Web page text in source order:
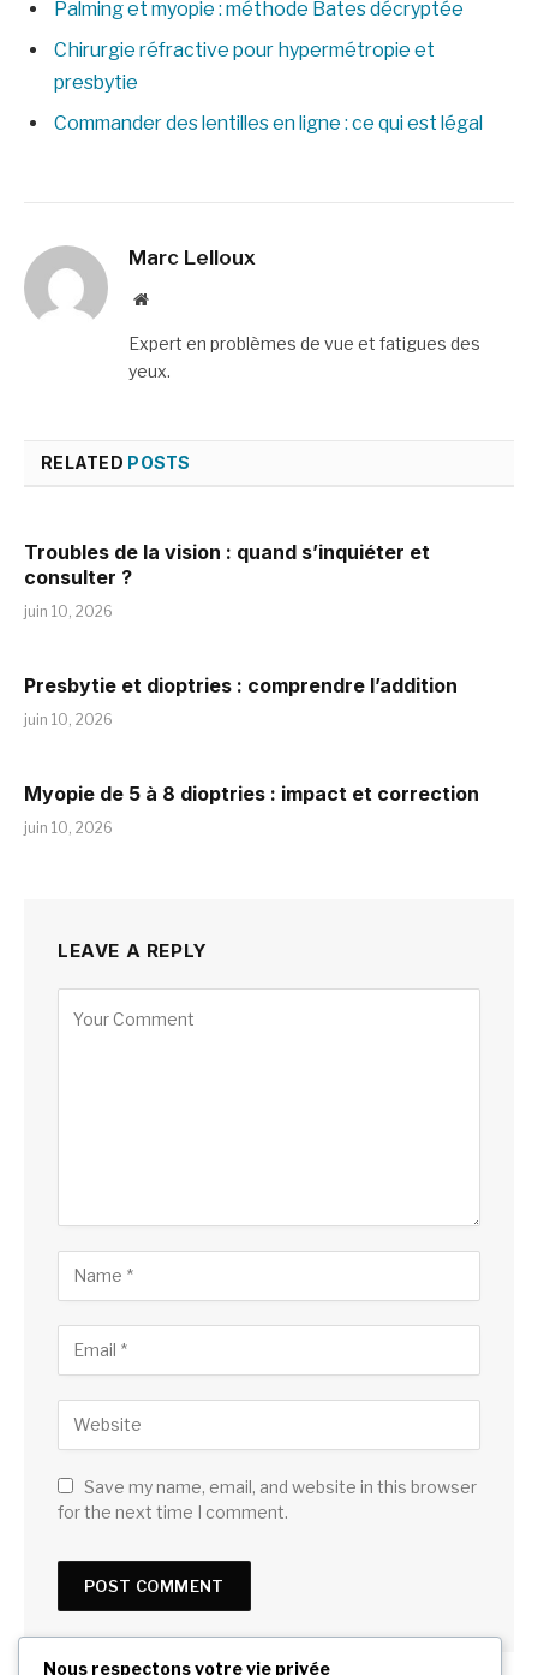
Palming et myopie : méthode Bates décryptée
Chirurgie réfractive pour hypermétropie et
presbytie
Commander des lentilles en ligne : ce qui est légal
Marc Lelloux
Website
Expert en problèmes de vue et fatigues des
yeux.
RELATED POSTS
Troubles de la vision : quand s’inquiéter et
consulter ?
juin 10, 2026
Presbytie et dioptries : comprendre l’addition
juin 10, 2026
Myopie de 5 à 8 dioptries : impact et correction
juin 10, 2026
LEAVE A REPLY
Save my name, email, and website in this browser
for the next time I comment.
Nous respectons votre vie privée